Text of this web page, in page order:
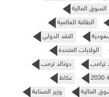
السوق المالية
الطاقة العالمية
النقد الدولي
الولايات المتحدة
ترامب
دونالد ترمب
عكاظ
المالية وزير الصناعة